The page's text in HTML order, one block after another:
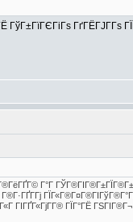
ГўГ±ГїГЄГіГѕ ГґГЁГЈГ­Гѕ
Г°Г
ГІГҐГ«ГјГ­Г® ГЇГ°ГЁ